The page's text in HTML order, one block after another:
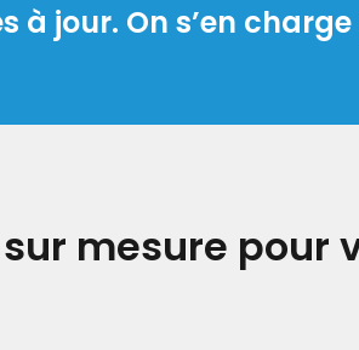
à jour. On s’en
mesure pour